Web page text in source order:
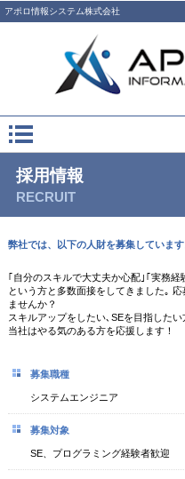
アポロ情報システム株式会社
採用情報
RECRUIT
弊社では、以下の人財を募集しています
｢自分のスキルで大丈夫か心配｣｢実務
という方と多数面接をしてきました｡
ませんか？
スキルアップをしたい､SEを目指したい
当社はやる気のある方を応援します！
募集職種
システムエンジニア
募集対象
SE、プログラミング経験者歓迎